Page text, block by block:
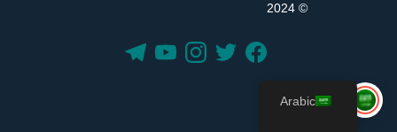
© 2024
Arabic